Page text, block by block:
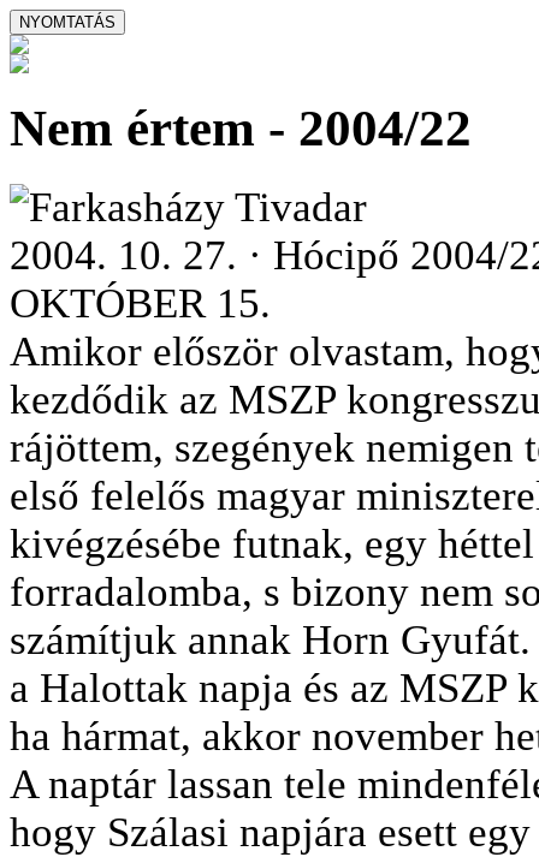
Nem értem - 2004/22
Farkasházy Tivadar
2004. 10. 27. · Hócipő 2004/
OKTÓBER 15.
Amikor először olvastam,
kezdődik az MSZP
rájöttem, szegények nemigen
első felelős magyar
kivégzésébe futnak, egy
forradalomba, s bizony nem
számítjuk annak Horn
a Halottak napja és az MSZP
ha hármat, akkor november
A naptár lassan tele
hogy Szálasi napjára esett